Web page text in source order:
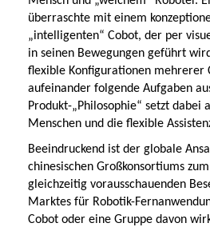
überraschte mit einem
„intelligenten“ Cobot, der per
in seinen Bewegungen geführt
flexible Konfigurationen mehrerer
aufeinander folgende Aufgaben
Produkt-„Philosophie“ setzt dabei
Menschen und die flexible
Beeindruckend ist der globale
chinesischen Großkonsortiums
gleichzeitig vorausschauenden
Marktes für Robotik-
Cobot oder eine Gruppe davon